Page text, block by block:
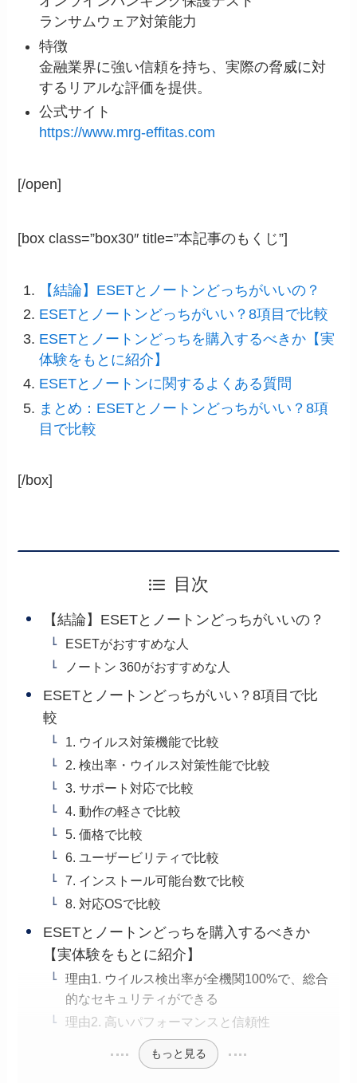
ランサムウェア対策能力
特徴
金融業界に強い信頼を持ち、実際の脅威に対
するリアルな評価を提供。
公式サイト
https://www.mrg-effitas.com
[/open]
[box class=”box30″ title=”本記事のもくじ”]
【結論】ESETとノートンどっちがいいの？
ESETとノートンどっちがいい？8項目で比較
ESETとノートンどっちを購入するべきか【実
体験をもとに紹介】
ESETとノートンに関するよくある質問
まとめ：ESETとノートンどっちがいい？8項
目で比較
[/box]
目次
【結論】ESETとノートンどっちがいいの？
ESETがおすすめな人
ノートン 360がおすすめな人
ESETとノートンどっちがいい？8項目で比
較
1. ウイルス対策機能で比較
2. 検出率・ウイルス対策性能で比較
3. サポート対応で比較
4. 動作の軽さで比較
5. 価格で比較
6. ユーザービリティで比較
7. インストール可能台数で比較
8. 対応OSで比較
ESETとノートンどっちを購入するべきか
【実体験をもとに紹介】
理由1. ウイルス検出率が全機関100%で、総合
的なセキュリティができる
理由2. 高いパフォーマンスと信頼性
もっと見る